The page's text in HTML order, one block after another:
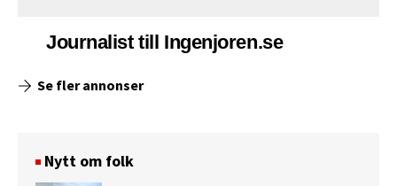
Journalist till Ingenjoren.se
Se fler annonser
Nytt om folk